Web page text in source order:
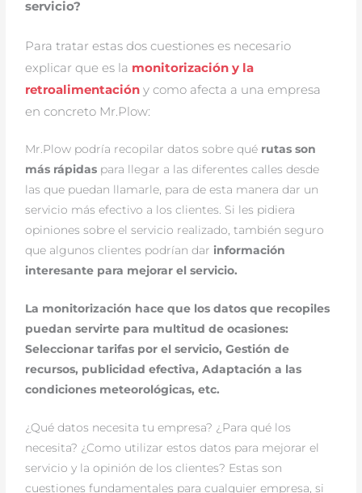
servicio?
Para tratar estas dos cuestiones es necesario
explicar que es la monitorización y la
retroalimentación y como afecta a una empresa
en concreto Mr.Plow:
Mr.Plow podría recopilar datos sobre qué rutas son
más rápidas para llegar a las diferentes calles desde
las que puedan llamarle, para de esta manera dar un
servicio más efectivo a los clientes. Si les pidiera
opiniones sobre el servicio realizado, también seguro
que algunos clientes podrían dar información
interesante para mejorar el servicio.
La monitorización hace que los datos que recopiles
puedan servirte para multitud de ocasiones:
Seleccionar tarifas por el servicio, Gestión de
recursos, publicidad efectiva, Adaptación a las
condiciones meteorológicas, etc.
¿Qué datos necesita tu empresa? ¿Para qué los
necesita? ¿Como utilizar estos datos para mejorar el
servicio y la opinión de los clientes? Estas son
cuestiones fundamentales para cualquier empresa, si